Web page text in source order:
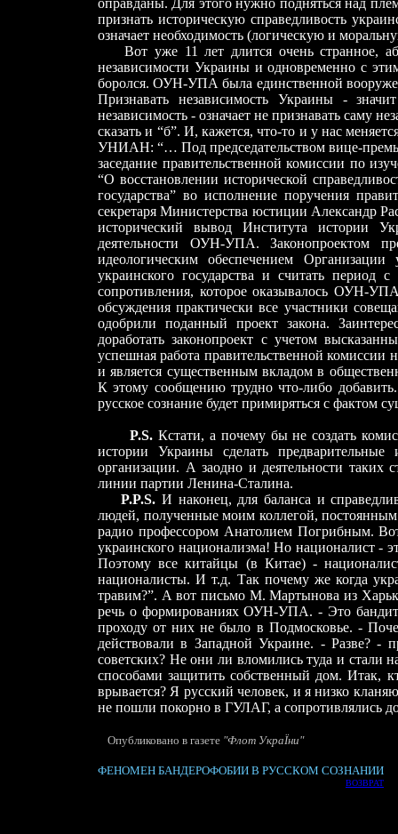
оправданы. Для этого нужно подняться над
признать историческую справедливость
означает необходимость (логическую и
Вот уже 11 лет длится очень странное,
независимости Украины и одновременно с
боролся. ОУН-УПА была единственной
Признавать независимость Украины -
независимость - означает не признавать саму
сказать и “б”. И, кажется, что-то и у нас
УНИАН: “… Под председательством вице-
заседание правительственной комиссии по
“О восстановлении исторической
государства” во исполнение поручения
секретаря Министерства юстиции Александр
исторический вывод Института истории
деятельности ОУН-УПА. Законопроектом
идеологическим обеспечением
украинского государства и считать
сопротивления, которое оказывалось ОУН-
обсуждения практически все участники
одобрили поданный проект закона.
доработать законопроект с учетом
успешная работа правительственной комиссии
и является существенным вкладом в
К этому сообщению трудно что-либо
русское сознание будет примиряться с фактом
P.S.Кстати, а почему бы не создать
истории Украины сделать
организации. А заодно и деятельности
линии партии Ленина-Сталина.
P.P.S. И наконец, для баланса и
людей, полученные моим коллегой,
радио профессором Анатолием Погрибным.
украинского национализма! Но националист -
Поэтому все китайцы (в Китае) -
националисты. И т.д. Так почему же когда
травим?”. А вот письмо М. Мартынова из
речь о формированиях ОУН-УПА. - Это
проходу от них не было в Подмосковье. -
действовали в Западной Украине. - Разве? -
советских? Не они ли вломились туда и стали
способами защитить собственный дом. Итак,
врывается? Я русский человек, и я низко
не пошли покорно в ГУЛАГ, а сопротивлялись
Опубликовано в газете "Флот УкраÏни"
ФЕНОМЕН БАНДЕРОФОБИИ В РУССКОМ СОЗНАНИИ
ВОЗВРАТ